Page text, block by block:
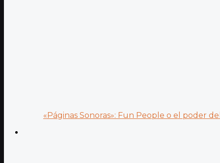
«Páginas Sonoras»: Fun People o el poder